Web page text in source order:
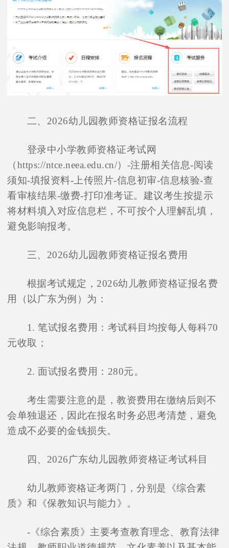
二、2026幼儿园教师资格证报名流程
登录中小学教师资格证考试网
（https://ntce.neea.edu.cn/）-注册相关信息-阅读
须知-填报资料-上传照片-信息初审-信息核验-查
看审核结果-缴费-打印准考证。建议考生按提示
将材料填入对应信息栏，不可按个人理解乱填，
避免影响报考。
三、2026幼儿园教师资格证报名费用
根据考试规定，2026幼儿教师资格证报名费
用（以广东为例）为：
1. 笔试报名费用：考试科目均按每人每科70
元收取；
2. 面试报名费用：280元。
考生需要注意的是，教资费用在缴纳后则不
会单独退还，因此在报名时务必思考清楚，避免
造成不必要的金钱损失。
四、2026广东幼儿园教师资格证考试科目
幼儿教师资格证考两门，分别是《综合素
质》和《保教知识与能力》。
-《综合素质》主要考查教育理念、教育法律